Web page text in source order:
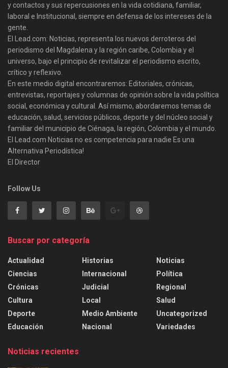
y contactos y sus repercusiones en la vida cotidiana, familiar,
laboral e Institucional, siempre en defensa de los intereses de la
gente.
El Lead.com: Noticias, representa los nuevos derroteros del
periodismo del Magdalena y la región caribe, Colombia y el
universo, bajo el principio de revitalizar el periodismo escrito,
crítico y reflexivo.
En este medio digital encontraremos: Editoriales, crónicas,
entrevistas, reportajes y columnas de opinión sobre la vida política
social, económica y cultural. Así mismo, abordaremos temas de
educación, salud, servicios públicos, deporte y del núcleo social y
familiar del municipio de Ciénaga, la región, Colombia y el mundo.
El Lead.com Noticias no es competencia para nadie Es una
Alternativa Periodística!
El Director
Follow Us
Buscar por categoría
Actualidad
Ciencias
Crónicas
Cultura
Deporte
Educación
Historias
Internacional
Judicial
Local
Medio Ambiente
Nacional
Noticias
Política
Regional
Salud
Uncategorized
Variedades
Noticias recientes